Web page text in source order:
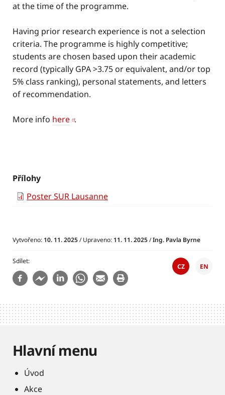
at the time of the programme.
Having prior research experience is not a selection
criteria. The programme is highly competitive;
students are chosen based upon their academic
record (typically GPA >3.75 or equivalent, and/or top
5% class ranking), personal statements, and letters
of recommendation.
More info here .
Přílohy
Poster SUR Lausanne
Vytvořeno: 10. 11. 2025/ Upraveno: 11. 11. 2025/Ing. Pavla Byrne
Sdílet
CZ EN
Hlavní menu
Úvod
Akce